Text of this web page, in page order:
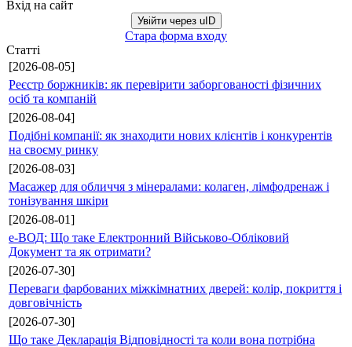
Вхід на сайт
Увійти через uID
Стара форма входу
Статті
[2026-08-05]
Реєстр боржників: як перевірити заборгованості фізичних
осіб та компаній
[2026-08-04]
Подібні компанії: як знаходити нових клієнтів і конкурентів
на своєму ринку
[2026-08-03]
Масажер для обличчя з мінералами: колаген, лімфодренаж і
тонізування шкіри
[2026-08-01]
е-ВОД: Що таке Електронний Військово-Обліковий
Документ та як отримати?
[2026-07-30]
Переваги фарбованих міжкімнатних дверей: колір, покриття і
довговічність
[2026-07-30]
Що таке Декларація Відповідності та коли вона потрібна